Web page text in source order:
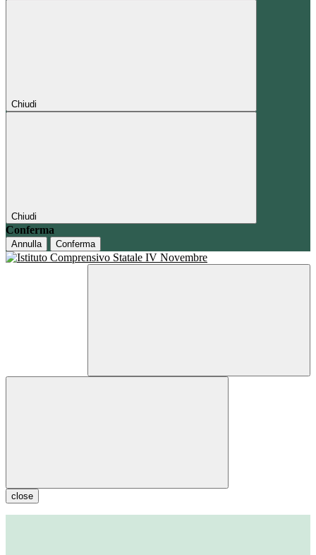
Chiudi
Chiudi
Conferma
Annulla Conferma
close